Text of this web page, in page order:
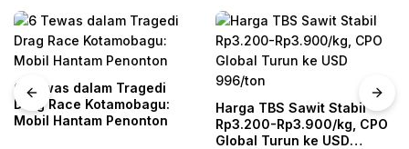
6 Tewas dalam Tragedi
Drag Race Kotamobagu:
Mobil Hantam Penonton
Harga TBS Sawit Stabil
Rp3.200-Rp3.900/kg, CPO
Global Turun ke USD